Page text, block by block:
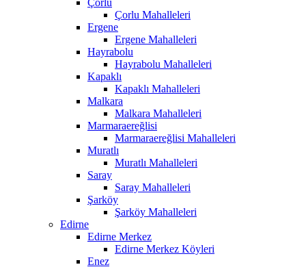
Çorlu
Çorlu Mahalleleri
Ergene
Ergene Mahalleleri
Hayrabolu
Hayrabolu Mahalleleri
Kapaklı
Kapaklı Mahalleleri
Malkara
Malkara Mahalleleri
Marmaraereğlisi
Marmaraereğlisi Mahalleleri
Muratlı
Muratlı Mahalleleri
Saray
Saray Mahalleleri
Şarköy
Şarköy Mahalleleri
Edirne
Edirne Merkez
Edirne Merkez Köyleri
Enez